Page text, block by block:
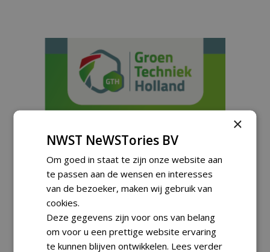
Meld je aan voor onze digitale
nieuwsbrief.
×
NWST NeWSTories BV
Om goed in staat te zijn onze website aan
te passen aan de wensen en interesses
van de bezoeker, maken wij gebruik van
cookies.
Deze gegevens zijn voor ons van belang
om voor u een prettige website ervaring
te kunnen blijven ontwikkelen. Lees verder